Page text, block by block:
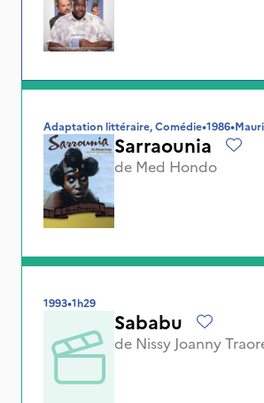
Adaptation littéraire, Comédie•1986•
Sarraounia
de Med Hondo
1993•1h29
Sababu
de Nissy Joanny